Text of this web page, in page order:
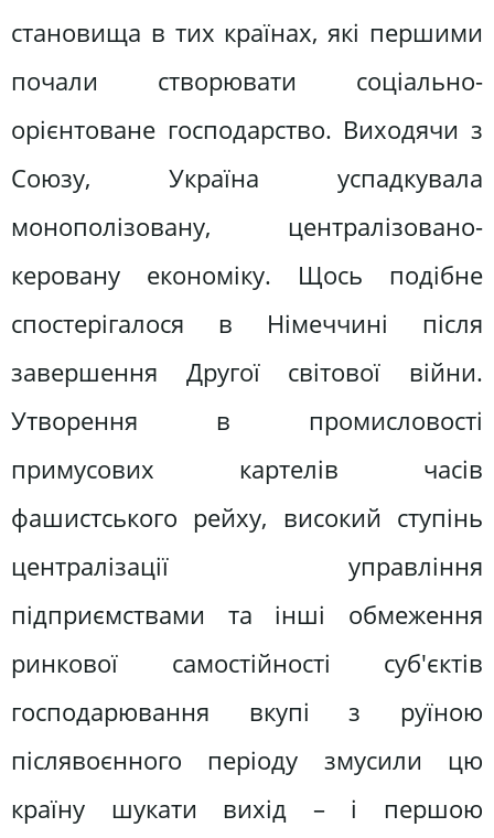
становища в тих країнах, які першими
почали створювати соціально-
орієнтоване господарство. Виходячи з
Союзу, Україна успадкувала
монополізовану, централізовано-
керовану економіку. Щось подібне
спостерігалося в Німеччині після
завершення Другої світової війни.
Утворення в промисловості
примусових картелів часів
фашистського рейху, високий ступінь
централізації управління
підприємствами та інші обмеження
ринкової самостійності суб'єктів
господарювання вкупі з руїною
післявоєнного періоду змусили цю
країну шукати вихід – і першою